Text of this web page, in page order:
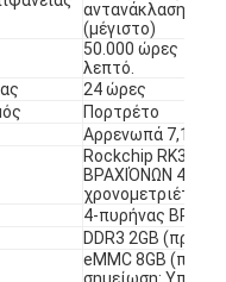
αντανάκλαση 2,0%
(μέγιστο)
50.000 ώρες
λεπτό.
24 ώρες
Πορτρέτο
Αρρενωπά 7,1
Rockchip RK3288,
ΒΡΑΧΙΌΝΩΝ 4
χρονομετριέται
4-πυρήνας
DDR3 2GB
eMMC 8GB